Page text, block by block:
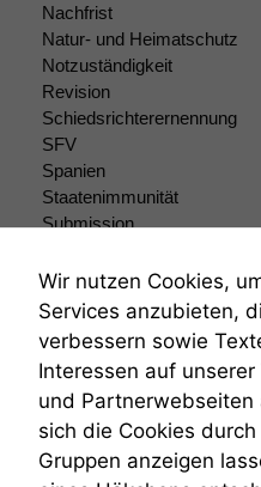
Nachfrist
Natur- und Heimatschutz
Notzuständigkeit
Revision
Schiedsrichterernennung
SFV
Spanien
Staatenimmunität
Submission
Teilungsklage
Venezuela
VRK
Zivilprozessordnung
ZPO
Zustellfiktion
Zuständigkeit
Wir nutzen Cookies,
Services anzubieten,
verbessern sowie
Interessen auf
und Partnerwebseiten
sich die Cookies
Gruppen anzeigen